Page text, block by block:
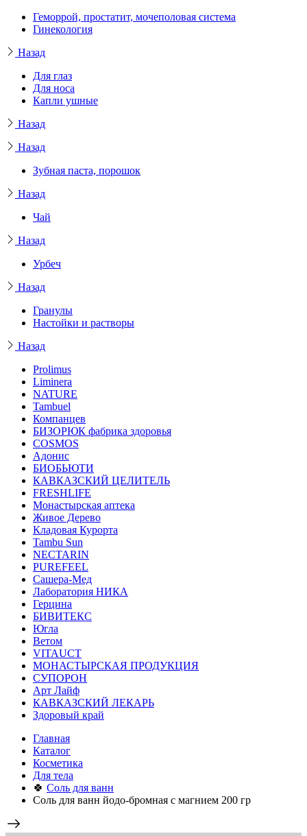
Геморрой, простатит, мочеполовая система
Гинекология
Назад
Для глаз
Для носа
Капли ушные
Назад
Назад
Зубная паста, порошок
Назад
Чай
Назад
Урбеч
Назад
Гранулы
Настойки и растворы
Назад
Prolimus
Liminera
NATURE
Tambuel
Компанцев
БИЗОРЮК фабрика здоровья
COSMOS
Адонис
БИОБЬЮТИ
КАВКАЗСКИЙ ЦЕЛИТЕЛЬ
FRESHLIFE
Монастырская аптека
Живое Дерево
Кладовая Курорта
Tambu Sun
NECTARIN
PUREFEEL
Сашера-Мед
Лаборатория НИКА
Герцина
БИВИТЕКС
Югла
Ветом
VITAUCT
МОНАСТЫРСКАЯ ПРОДУКЦИЯ
СУПОРОН
Арт Лайф
КАВКАЗСКИЙ ЛЕКАРЬ
Здоровый край
Главная
Каталог
Косметика
Для тела
🍀 Соль для ванн
Соль для ванн йодо-бромная с магнием 200 гр